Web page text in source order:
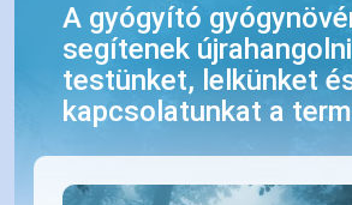
A gyógyító
segítenek újrahangolni
testünket, lelkünket
kapcsolatunkat a